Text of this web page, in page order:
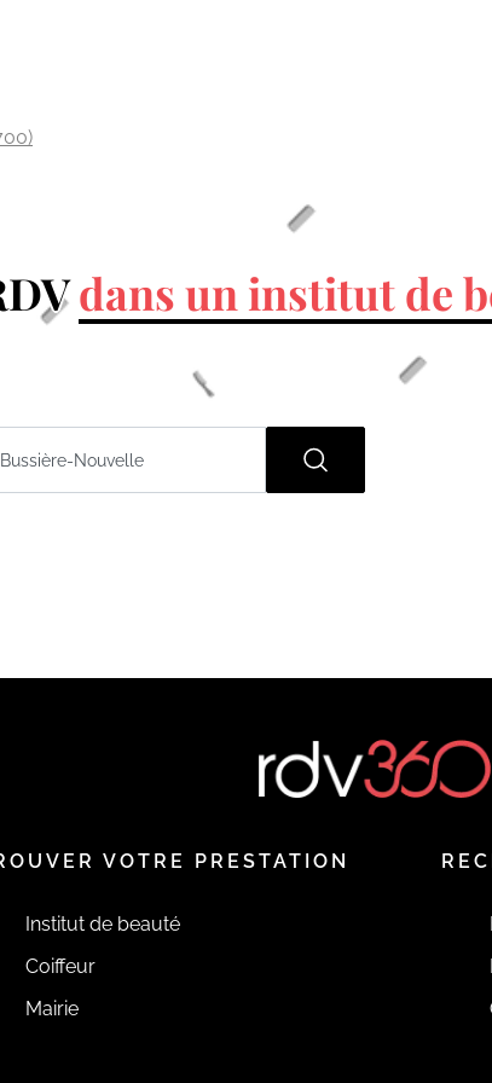
dans un institut de
VOTRE PRESTATION
Institut de beauté
Coiffeur
Mairie